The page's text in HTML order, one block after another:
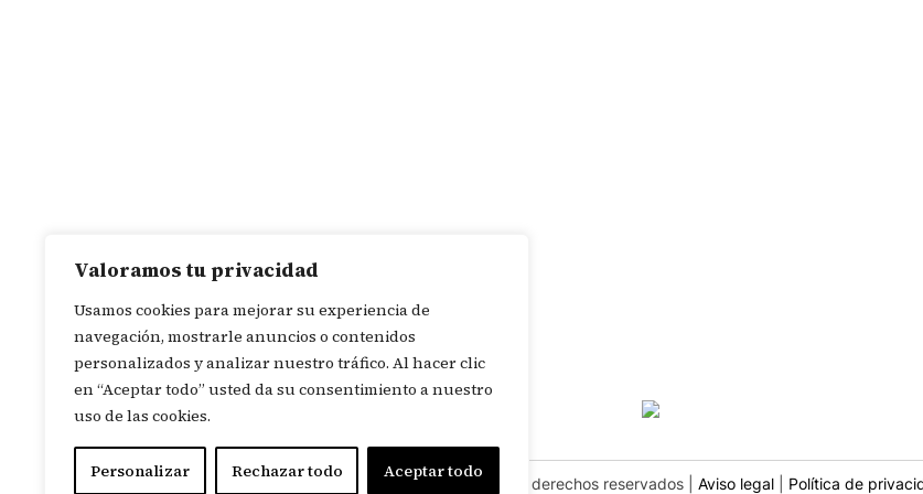
Valoramos tu privacidad
Usamos cookies para mejorar su experiencia de
navegación, mostrarle anuncios o contenidos
personalizados y analizar nuestro tráfico. Al hacer clic
en “Aceptar todo” usted da su consentimiento a nuestro
uso de las cookies.
Personalizar Rechazar todo Aceptar todo
Revista In Itinere . Todos los derechos reservados | Aviso legal Política de